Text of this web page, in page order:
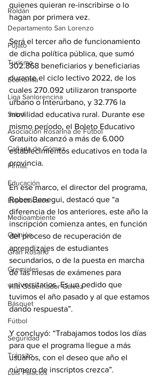
Roldán
Departamento San Lorenzo
Pujato
Turismo
Economía
Liga Sanlorencina
Salud
Asociación Rosarina de Fútbol
Cañada de Gómez
Firmat
Educación
Espectáculos
Medioambiente
Opinión
Gran Rosario
Gremiales
Villa Gobernador Gálvez
Básquet
Fútbol
Seguridad
Tránsito
Luis Palacios
quienes quieran re-inscribirse o lo
hagan por primera vez.
Será el tercer año de funcionamiento
de dicha política pública, que sumó
302.868 beneficiarios y beneficiarias
durante el ciclo lectivo 2022, de los
cuales 270.092 utilizaron transporte
urbano o Interurbano, y 32.776 la
movilidad educativa rural. Durante ese
mismo período, el Boleto Educativo
Gratuito alcanzó a más de 6.000
establecimientos educativos en toda la
provincia.
En ese marco, el director del programa,
Rober Benegui, destacó que “a
diferencia de los anteriores, este año la
inscripción comienza antes, en función
del proceso de recuperación de
aprendizajes de estudiantes
secundarios, o de la puesta en marcha
de las mesas de exámenes para
universitarios. Es un pedido que
tuvimos el año pasado y al que estamos
dando respuesta”.
Y concluyó: “Trabajamos todos los días
para que el programa llegue a más
usuarios, con el deseo que año el
número de inscriptos crezca”.